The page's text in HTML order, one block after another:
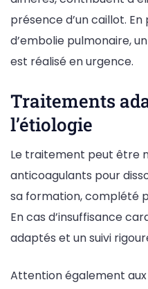
présence d’un caillot.
d’embolie pulmonaire,
est réalisé en urgence.
Traitements
l’étiologie
Le traitement peut être
anticoagulants pour
sa formation, complété
En cas d’insuffisance
adaptés et un suivi
Attention également